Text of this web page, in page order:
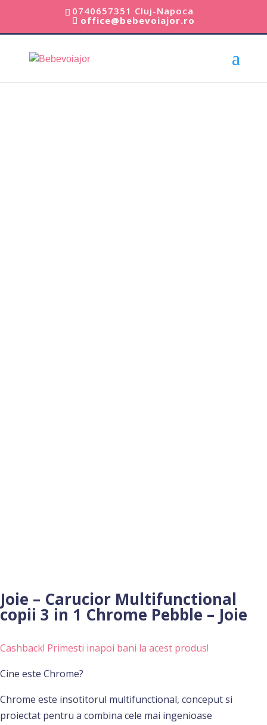
0740657351 Cluj-Napoca
office@bebevoiajor.ro
/Carucioare Copii
/ Joie – Carucior Multifunctional
Joie – Carucior Multifunctional
copii 3 in 1 Chrome Pebble – Joie
Cashback! Primesti inapoi bani la acest produs!
Cine este Chrome?
Chrome este insotitorul multifunctional, conceput si
proiectat pentru a combina cele mai ingenioase